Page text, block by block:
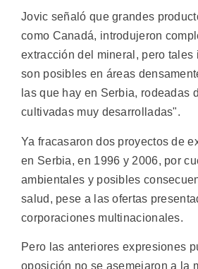
Jovic señaló que grandes
como Canadá, introdujeron
extracción del mineral, pero tales
son posibles en áreas
las que hay en Serbia, rodeadas
cultivadas muy desarrolladas".
Ya fracasaron dos proyectos de
en Serbia, en 1996 y 2006, por
ambientales y posibles
salud, pese a las ofertas
corporaciones multinacionales.
Pero las anteriores expresiones
oposición no se asemejaron a la